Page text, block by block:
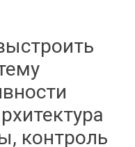
контроль